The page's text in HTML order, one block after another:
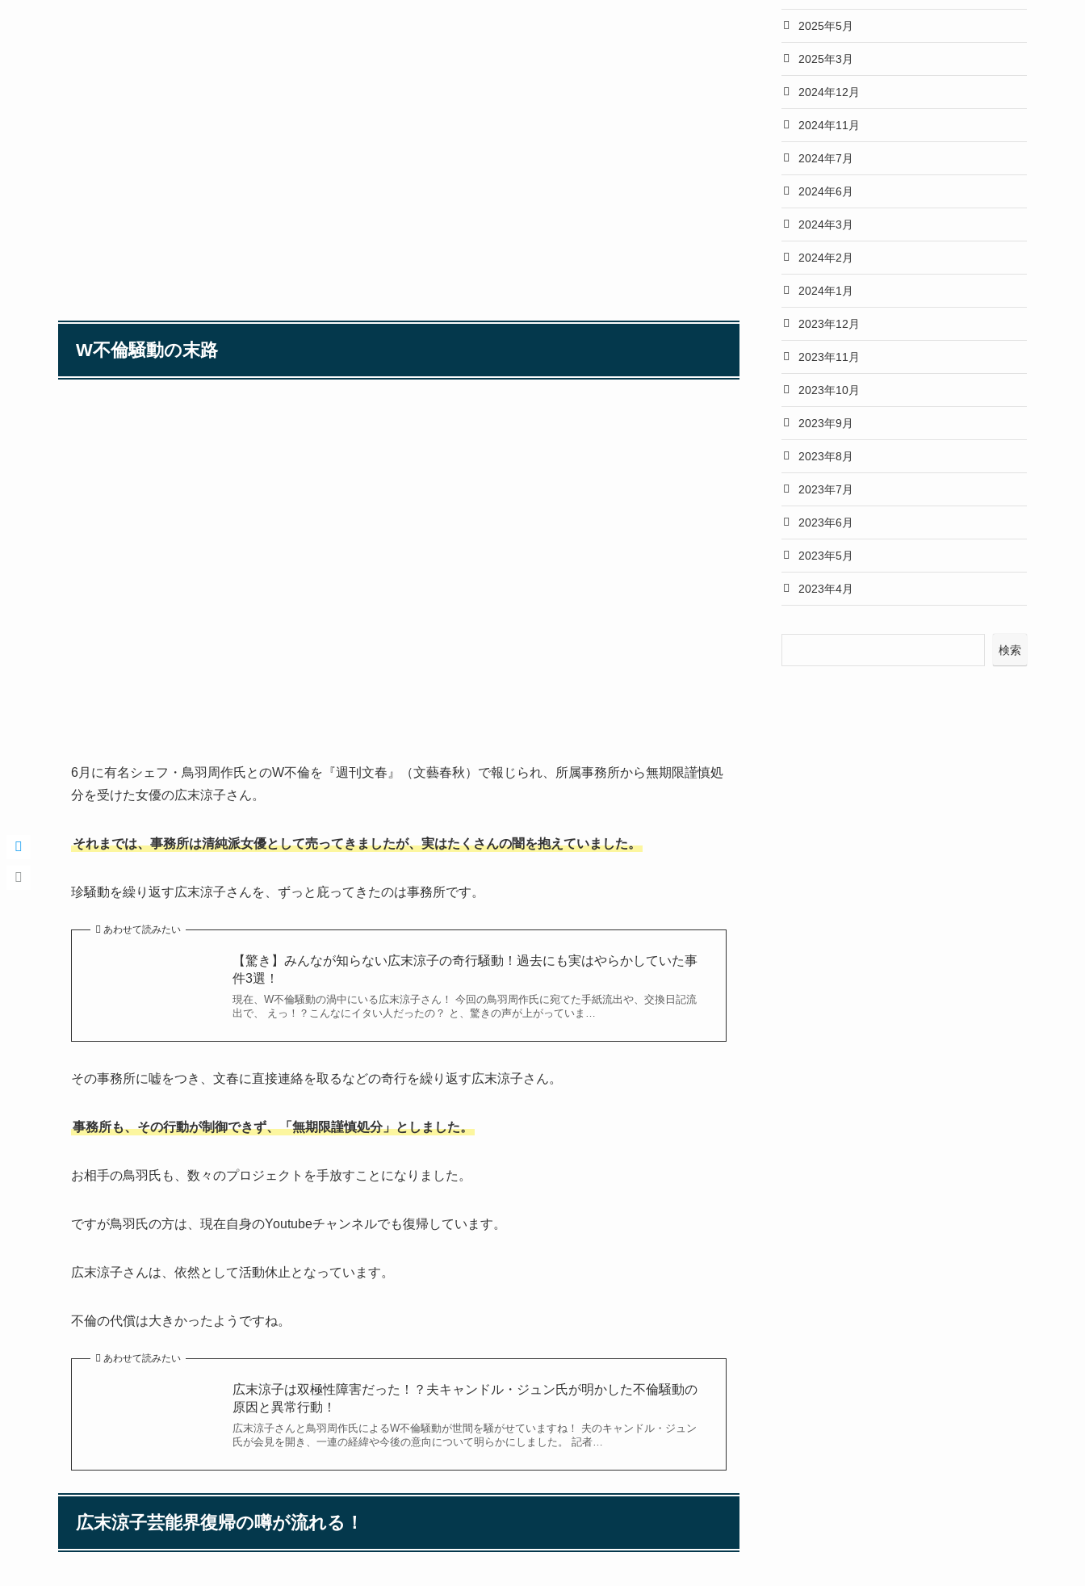
W不倫騒動の末路
6月に有名シェフ・鳥羽周作氏とのW不倫を『週刊文春』（文藝春秋）で報じられ、所属事務所から無期限謹慎処
分を受けた女優の広末涼子さん。
それまでは、事務所は清純派女優として売ってきましたが、実はたくさんの闇を抱えていました。
珍騒動を繰り返す広末涼子さんを、ずっと庇ってきたのは事務所です。
あわせて読みたい
【驚き】みんなが知らない広末涼子の奇行騒動！過去にも実はやらかしていた事
件3選！
現在、W不倫騒動の渦中にいる広末涼子さん！ 今回の鳥羽周作氏に宛てた手紙流出や、交換日記流
出で、 えっ！？こんなにイタい人だったの？ と、驚きの声が上がっていま…
その事務所に嘘をつき、文春に直接連絡を取るなどの奇行を繰り返す広末涼子さん。
事務所も、その行動が制御できず、「無期限謹慎処分」としました。
お相手の鳥羽氏も、数々のプロジェクトを手放すことになりました。
ですが鳥羽氏の方は、現在自身のYoutubeチャンネルでも復帰しています。
広末涼子さんは、依然として活動休止となっています。
不倫の代償は大きかったようですね。
あわせて読みたい
広末涼子は双極性障害だった！？夫キャンドル・ジュン氏が明かした不倫騒動の
原因と異常行動！
広末涼子さんと鳥羽周作氏によるW不倫騒動が世間を騒がせていますね！ 夫のキャンドル・ジュン
氏が会見を開き、一連の経緯や今後の意向について明らかにしました。 記者…
広末涼子芸能界復帰の噂が流れる！
2025年5月
2025年3月
2024年12月
2024年11月
2024年7月
2024年6月
2024年3月
2024年2月
2024年1月
2023年12月
2023年11月
2023年10月
2023年9月
2023年8月
2023年7月
2023年6月
2023年5月
2023年4月
検索